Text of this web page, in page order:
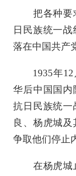
把各种要求
日民族统一
落在中国共产
1935年12
华后中国国内
抗日民族统一
良、杨虎城及
争取他们停止
在杨虎城止